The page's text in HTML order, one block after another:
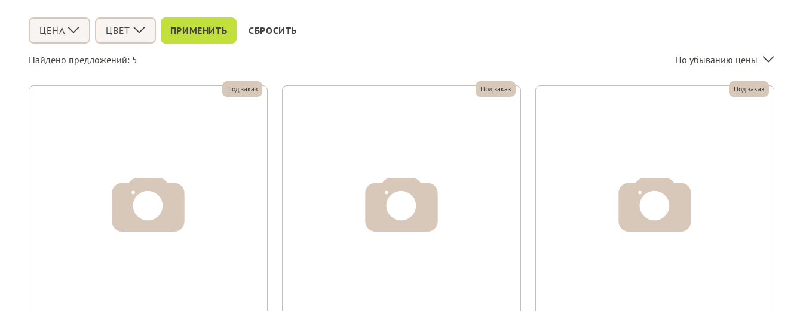
ЦЕНА ЦВЕТ
Найдено предложений: 5 По убыванию цены
Под заказ Под заказ Под заказ